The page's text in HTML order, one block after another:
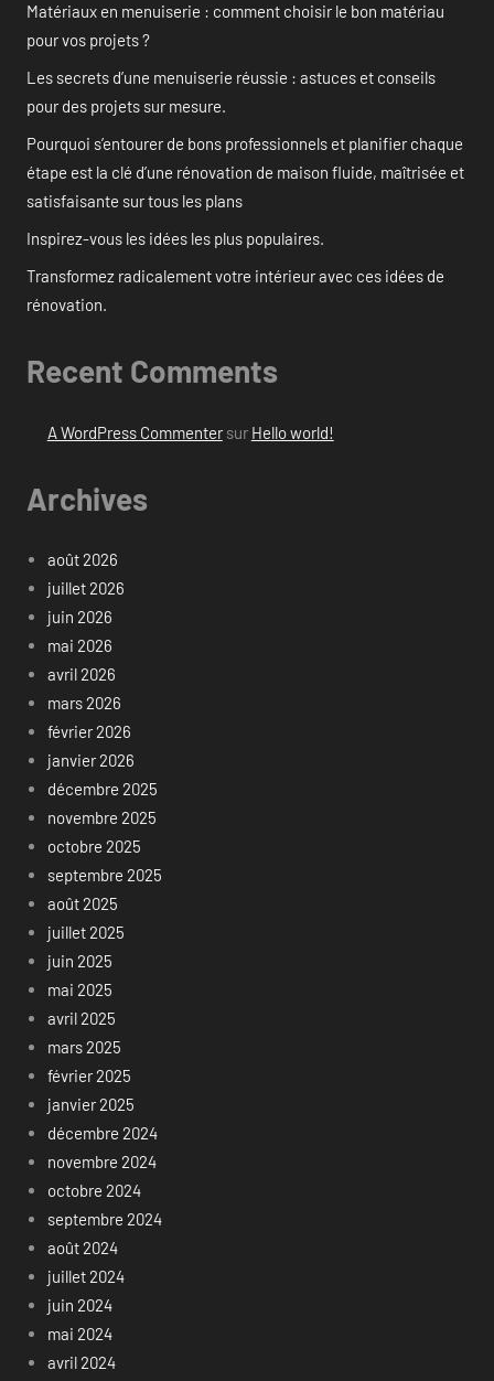
Matériaux en menuiserie : comment choisir le bon matériau
pour vos projets ?
Les secrets d’une menuiserie réussie : astuces et conseils
pour des projets sur mesure.
Pourquoi s’entourer de bons professionnels et planifier chaque
étape est la clé d’une rénovation de maison fluide, maîtrisée et
satisfaisante sur tous les plans
Inspirez-vous les idées les plus populaires.
Transformez radicalement votre intérieur avec ces idées de
rénovation.
Recent Comments
A WordPress Commentersur Hello world!
Archives
août 2026
juillet 2026
juin 2026
mai 2026
avril 2026
mars 2026
février 2026
janvier 2026
décembre 2025
novembre 2025
octobre 2025
septembre 2025
août 2025
juillet 2025
juin 2025
mai 2025
avril 2025
mars 2025
février 2025
janvier 2025
décembre 2024
novembre 2024
octobre 2024
septembre 2024
août 2024
juillet 2024
juin 2024
mai 2024
avril 2024